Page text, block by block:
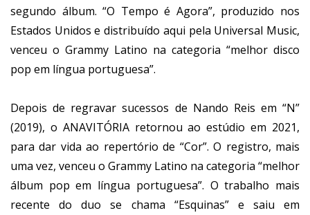
segundo álbum. “O Tempo é Agora”, produzido nos
Estados Unidos e distribuído aqui pela Universal Music,
venceu o Grammy Latino na categoria “melhor disco
pop em língua portuguesa”.
Depois de regravar sucessos de Nando Reis em “N”
(2019), o ANAVITÓRIA retornou ao estúdio em 2021,
para dar vida ao repertório de “Cor”. O registro, mais
uma vez, venceu o Grammy Latino na categoria “melhor
álbum pop em língua portuguesa”. O trabalho mais
recente do duo se chama “Esquinas” e saiu em